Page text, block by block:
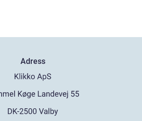
Adress